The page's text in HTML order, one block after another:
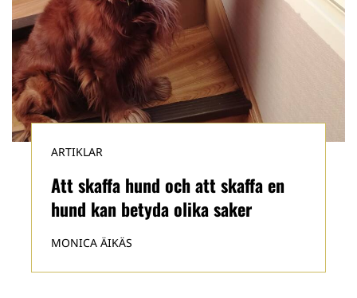
Att skaffa hund och att skaffa en
hund kan betyda olika saker
ARTIKLAR
MONICA ÄIKÄS